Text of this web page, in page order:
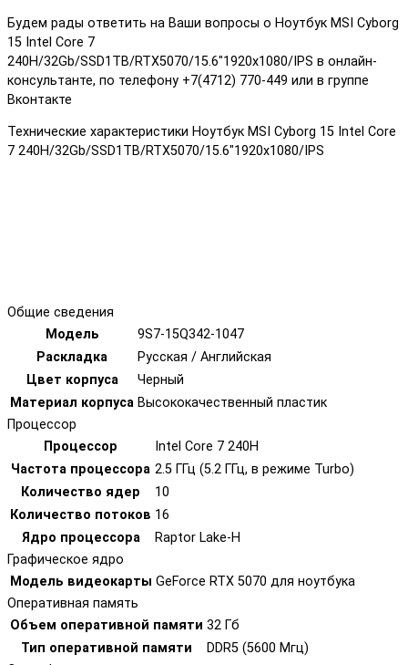
Будем рады ответить на Ваши вопросы о Ноутбук MSI Cyborg
15 Intel Core 7
240H/32Gb/SSD1TB/RTX5070/15.6"1920x1080/IPS в онлайн-
консультанте, по телефону +7(4712) 770-449 или в группе
Вконтакте
Технические характеристики Ноутбук MSI Cyborg 15 Intel Core
7 240H/32Gb/SSD1TB/RTX5070/15.6"1920x1080/IPS
Общие сведения
Модель
9S7-15Q342-1047
Раскладка
Русская / Английская
Цвет корпуса
Черный
Материал корпуса Высококачественный пластик
Процессор
Процессор
Intel Core 7 240H
Частота процессора 2.5 ГГц (5.2 ГГц, в режиме Turbo)
Количество ядер
10
Количество потоков 16
Ядро процессора
Raptor Lake-H
Графическое ядро
Модель видеокарты GeForce RTX 5070 для ноутбука
Оперативная память
Объем оперативной памяти 32 Гб
Тип оперативной памяти
DDR5 (5600 Мгц)